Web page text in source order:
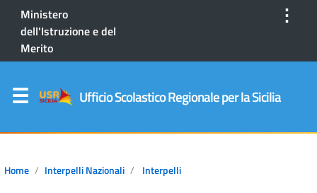
Ministero
dell'Istruzione e del
Merito
⋮
Ufficio Scolastico Regionale per la Sicilia
Home Interpelli Nazionali Interpelli